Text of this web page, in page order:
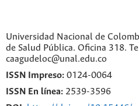
Universidad Nacional de
de Salud Pública. Oficina 318.
caagudeloc@unal.edu.co
ISSN Impreso: 0124-0064
ISSN En línea: 2539-3596